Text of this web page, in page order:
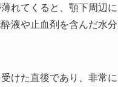
れてくると、顎下周辺
液や止血剤を含んだ水
けた直後であり、非常